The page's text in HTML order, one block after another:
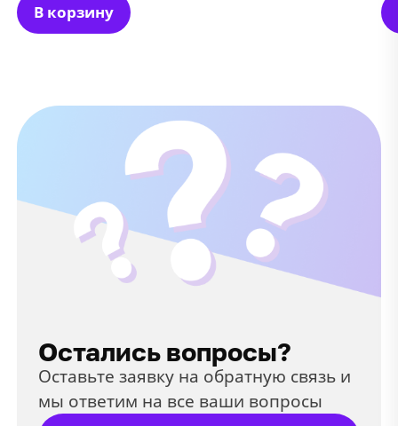
В корзину
Остались вопросы?
Оставьте заявку на обратную связь и
мы ответим на все ваши вопросы